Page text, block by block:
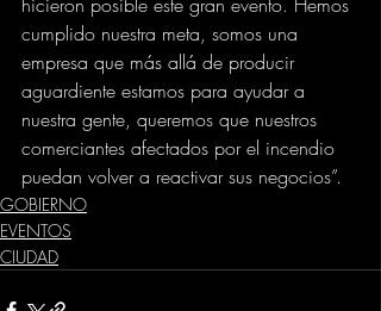
cumplido nuestra meta, somos una
empresa que más allá de producir
aguardiente estamos para ayudar a
nuestra gente, queremos que nuestros
comerciantes afectados por el incendio
puedan volver a reactivar sus negocios”.
GOBIERNO
EVENTOS
CIUDAD